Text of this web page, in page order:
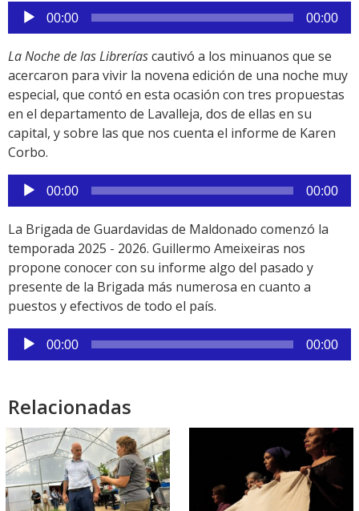
Reproductor
de
audio
00:00 00:00
La Noche de las Libreríascautivó a los minuanos que se
acercaron para vivir la novena edición de una noche muy
especial, que contó en esta ocasión con tres propuestas
en el departamento de Lavalleja, dos de ellas en su
capital, y sobre las que nos cuenta el informe de Karen
Corbo.
Reproductor
de
audio
00:00 00:00
La Brigada de Guardavidas de Maldonado comenzó la
temporada 2025 - 2026. Guillermo Ameixeiras nos
propone conocer con su informe algo del pasado y
presente de la Brigada más numerosa en cuanto a
puestos y efectivos de todo el país.
Reproductor
de
00:00 00:00
Relacionadas